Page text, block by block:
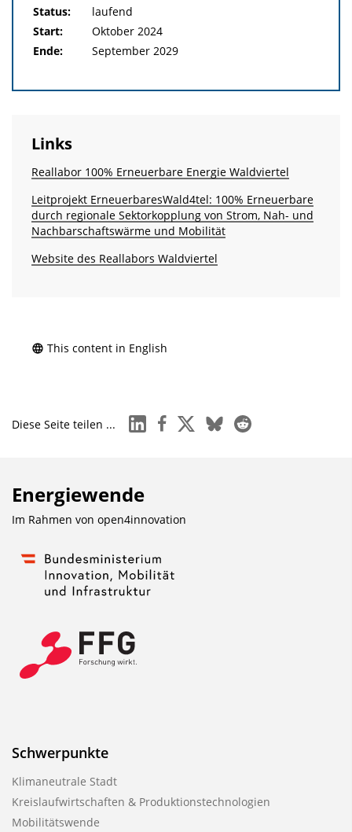
Status:
laufend
Start:
Oktober 2024
Ende:
September 2029
Links
Reallabor 100% Erneuerbare Energie Waldviertel
Leitprojekt ErneuerbaresWald4tel: 100% Erneuerbare
durch regionale Sektorkopplung von Strom, Nah- und
Nachbarschaftswärme und Mobilität
Website des Reallabors Waldviertel
This content in English
Diese Seite teilen ... linkedinfacebook
x blueskyreddit
Energiewende
Im Rahmen von open4innovation
Schwerpunkte
Klimaneutrale Stadt
Kreislaufwirtschaften & Produktionstechnologien
Mobilitätswende